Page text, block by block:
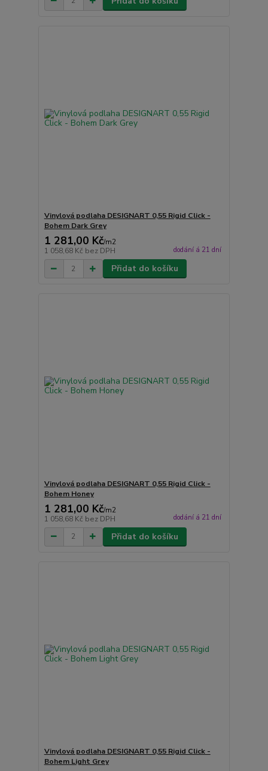
Vinylová podlaha DESIGNART 0,55 Rigid Click -
Bohem Dark Grey
1 281,00 Kč/m2
1 058,68 Kč bez DPH dodání á 21 dní
Přidat do košíku
Vinylová podlaha DESIGNART 0,55 Rigid Click -
Bohem Honey
1 281,00 Kč/m2
1 058,68 Kč bez DPH dodání á 21 dní
Přidat do košíku
Vinylová podlaha DESIGNART 0,55 Rigid Click -
Bohem Light Grey